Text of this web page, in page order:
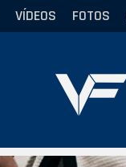
VÍDEOS FOTOS